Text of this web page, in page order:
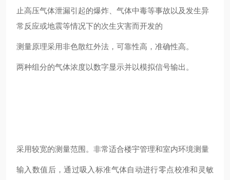
止高压气体泄漏引起的爆炸、气体中毒等事故以及发生异
常反应或地震等情况下的次生灾害而开发的
测量原理采用非色散红外法，可靠性高，准确性高。
两种组分的气体浓度以数字显示并以模拟信号输出。
采用较宽的测量范围。非常适合楼宇管理和室内环境测量
输入数值后，通过吸入标准气体自动进行零点校准和灵敏